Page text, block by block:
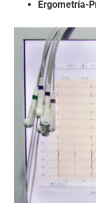
Ergometría-